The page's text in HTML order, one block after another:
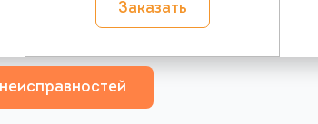
Заказать